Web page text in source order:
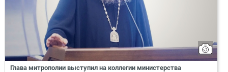
Глава митрополии выступил на коллегии министерства